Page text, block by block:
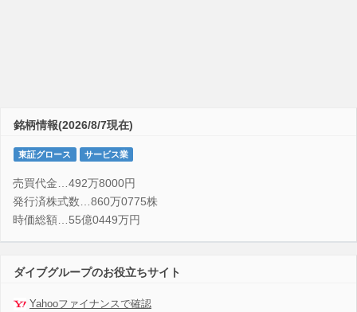
銘柄情報(2026/8/7現在)
東証グロース サービス業
売買代金…492万8000円
発行済株式数…860万0775株
時価総額…55億0449万円
ダイブグループのお役立ちサイト
Yahooファイナンスで確認